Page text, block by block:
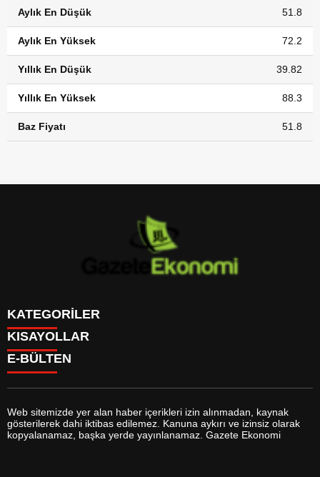
Aylık En Düşük 51.8
Aylık En Yüksek 72.2
Yıllık En Düşük 39.82
Yıllık En Yüksek 88.3
Baz Fiyatı 51.8
KATEGORİLER
GÜNDEM
DÜNYA
SİYASET
MAGAZİN
SAĞLIK
EĞİTİM
YAŞAM
KISAYOLLAR
BURÇLAR
FİKSTÜR
FİRMA EKLE
FİRMA REHBERİ
E-BÜLTEN
gazeteekonomi.com e-bültenine abone olarak, tarafınıza haber,
Web sitemizde yer alan haber içerikleri izin alınmadan, kaynak
gösterilerek dahi iktibas edilemez. Kanuna aykırı ve izinsiz olarak
kopyalanamaz, başka yerde yayınlanamaz. Gazete Ekonomi